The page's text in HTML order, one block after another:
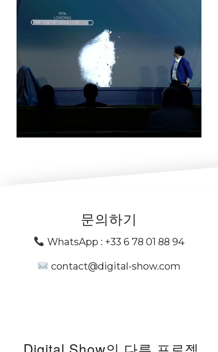
문의하기
WhatsApp : +33 6 78 01 88 94
contact@digital-show.com